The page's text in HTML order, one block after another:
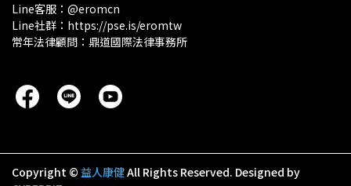
Line客服：@eromcn
Line社群：https://pse.is/eromtw
常年法律顧問：鼎道國際法律事務所
Copyright © 益人康健All Rights Reserved. Designed by